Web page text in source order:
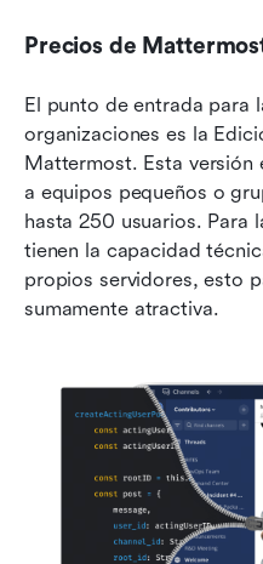
Precios de
El punto de entrada para
organizaciones es la
Mattermost. Esta versión
a equipos pequeños o
hasta 250 usuarios. Para
tienen la capacidad
propios servidores, esto
sumamente atractiva.